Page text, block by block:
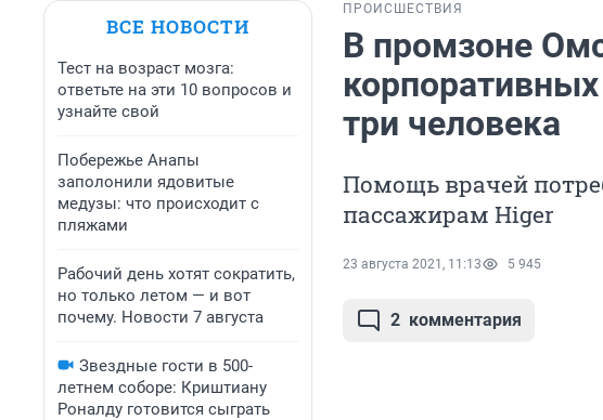
ВСЕ НОВОСТИ
Тест на возраст мозга:
ответьте на эти 10 вопросов и
узнайте свой
Побережье Анапы
заполонили ядовитые
медузы: что происходит с
пляжами
Рабочий день хотят сократить,
но только летом — и вот
почему. Новости 7 августа
Звездные гости в 500-
летнем соборе: Криштиану
Роналду готовится сыграть
ПРОИСШЕСТВИЯ
В промзоне
три человека
Помощь врачей
пассажирам Higer
23 августа 2021, 11:13 5 945
2 комментария